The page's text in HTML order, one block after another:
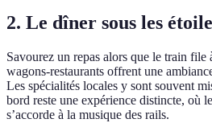
2. Le dîner sous les
Savourez un repas alors que le train
wagons-restaurants offrent une
Les spécialités locales y sont souvent
bord reste une expérience distincte, où
s’accorde à la musique des rails.